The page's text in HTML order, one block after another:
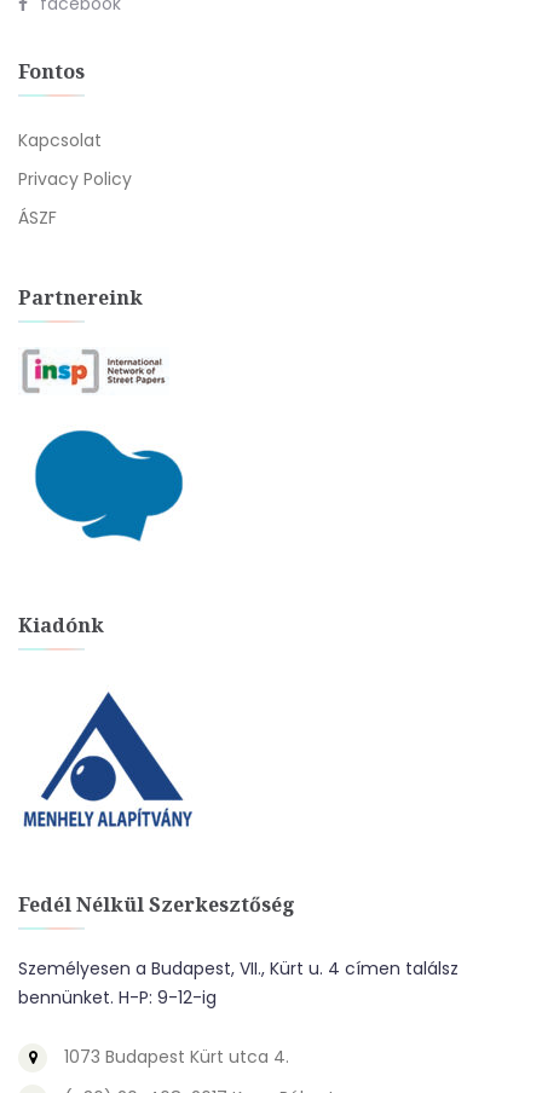
Fontos
Kapcsolat
Privacy Policy
ÁSZF
Partnereink
Kiadónk
Fedél Nélkül Szerkesztőség
Személyesen a Budapest, VII., Kürt u. 4 címen találsz
bennünket. H-P: 9-12-ig
1073 Budapest Kürt utca 4.